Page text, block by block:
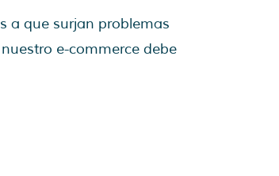
a que surjan problemas
e-commerce debe